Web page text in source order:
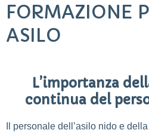
FORMAZIONE
ASILO
L’importanza
continua del
Il personale dell’asilo nido e